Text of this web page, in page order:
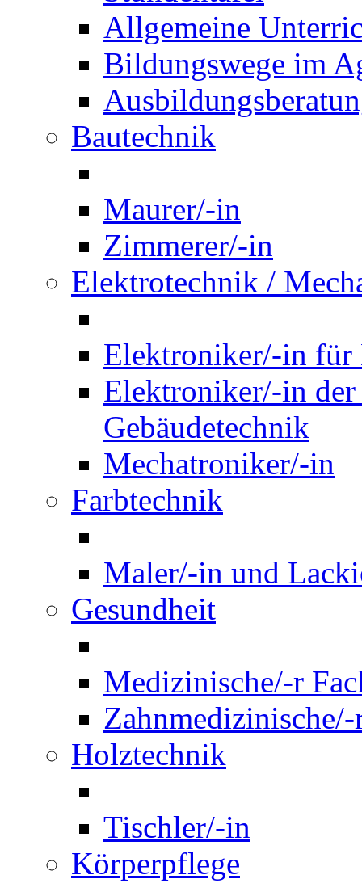
Allgemeine
Bildungswege im
Bautechnik
Maurer/-in
Zimmerer/-in
Elektrotechnik /
Elektroniker/-in für
Elektroniker/-in
Gebäudetechnik
Mechatroniker/-in
Farbtechnik
Maler/-in und
Gesundheit
Medizinische/-r
Holztechnik
Tischler/-in
Körperpflege